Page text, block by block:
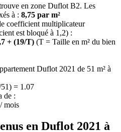
en zone Duflot B2. Les
à : 8,75 par m²
coefficient multiplicateur
est bloqué à 1,2) :
+ (19/T) (T = Taille en m² du bien
Duflot 2021 de 51 m² à
= 1.07
de :
mois
en Duflot 2021 à